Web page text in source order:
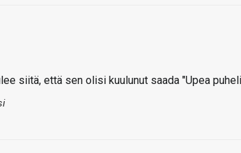
siitä, että sen olisi kuulunut saada "Upea